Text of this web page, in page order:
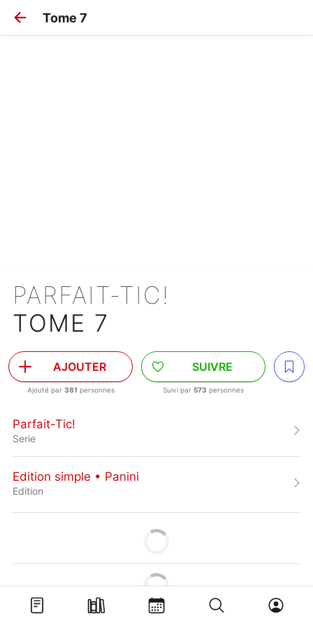
Tome 7
PARFAIT-TIC!
TOME 7
AJOUTER
Ajouté par 381 personnes
SUIVRE
Suivi par 573 personnes
Parfait-Tic!
Serie
Edition simple • Panini
Edition